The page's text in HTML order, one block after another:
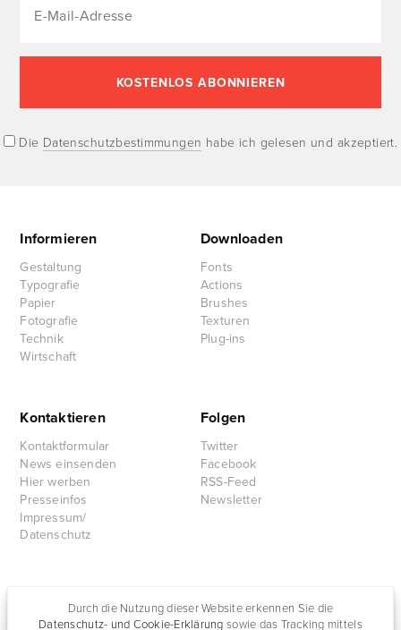
Durch die Nutzung dieser Website erkennen Sie die
Datenschutz- und Cookie-Erklärung sowie das Tracking mittels
Die Datenschutzbestimmungen habe ich gelesen und akzeptiert.
Informieren
Gestaltung
Typografie
Papier
Fotografie
Technik
Wirtschaft
Downloaden
Fonts
Actions
Brushes
Texturen
Plug-ins
Kontaktieren
Kontaktformular
News einsenden
Hier werben
Presseinfos
Impressum/
Datenschutz
Folgen
Twitter
Facebook
RSS-Feed
Newsletter
Rullkötter AGD